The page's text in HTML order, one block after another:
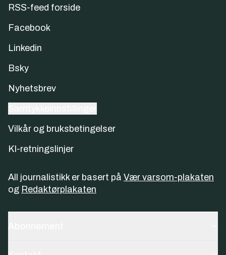
RSS-feed forside
Facebook
Linkedin
Bsky
Nyhetsbrev
Vilkår og bruksbetingelser
KI-retningslinjer
All journalistikk er basert på Vær varsom-plakaten
og Redaktørplakaten